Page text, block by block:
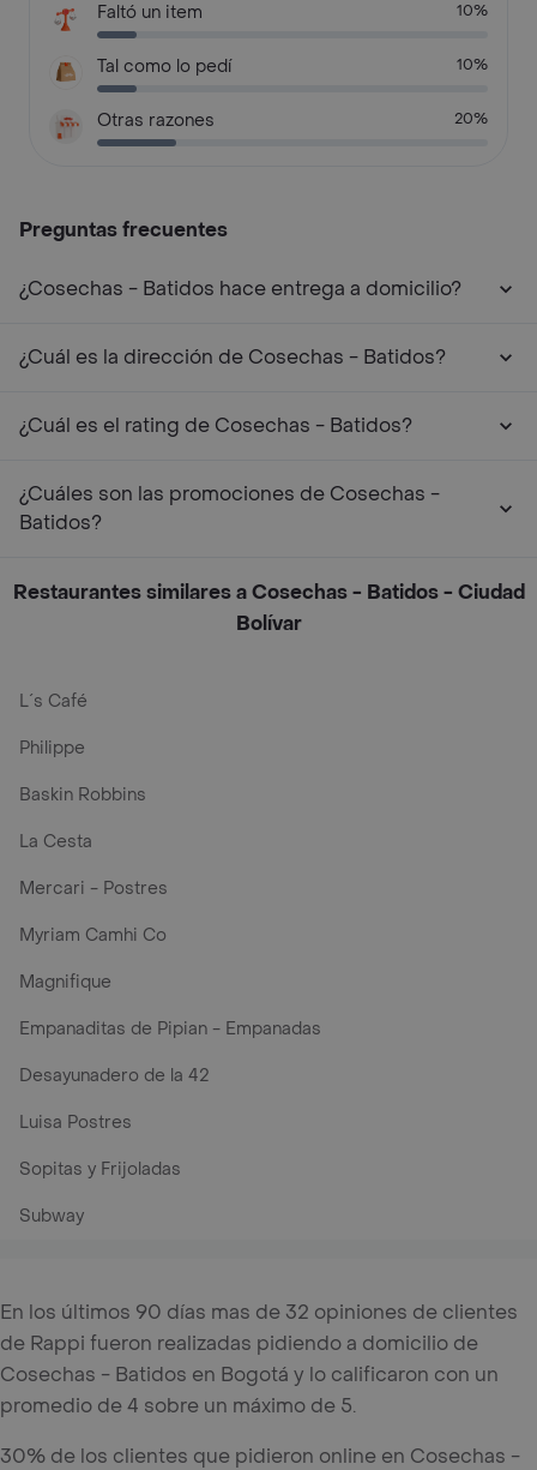
Faltó un item 10%
Tal como lo pedí 10%
Otras razones 20%
Preguntas frecuentes
¿Cosechas - Batidos hace entrega a domicilio?
¿Cuál es la dirección de Cosechas - Batidos?
¿Cuál es el rating de Cosechas - Batidos?
¿Cuáles son las promociones de Cosechas -
Batidos?
Restaurantes similares a Cosechas - Batidos - Ciudad
Bolívar
L´s Café
Philippe
Baskin Robbins
La Cesta
Mercari - Postres
Myriam Camhi Co
Magnifique
Empanaditas de Pipian - Empanadas
Desayunadero de la 42
Luisa Postres
Sopitas y Frijoladas
Subway
En los últimos 90 días mas de 32 opiniones de clientes
de Rappi fueron realizadas pidiendo a domicilio de
Cosechas - Batidos en Bogotá y lo calificaron con un
promedio de 4 sobre un máximo de 5.
30% de los clientes que pidieron online en Cosechas -